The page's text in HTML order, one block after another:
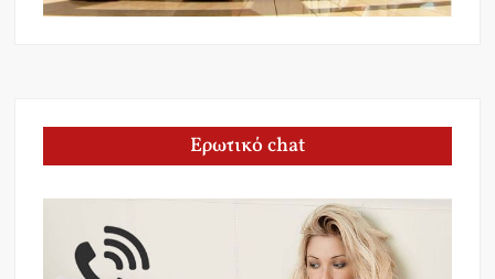
Ερωτικό chat